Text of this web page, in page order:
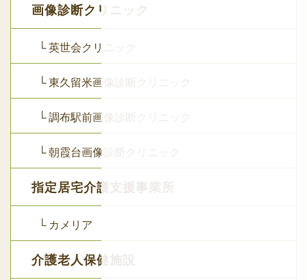
画像診断クリニック
└ 英世会クリニック
└ 東久留米画像診断クリニック
└ 調布駅前画像診断クリニック
└ 朝霞台画像診断クリニック
指定居宅介護支援事業所
└ カメリア
介護老人保健施設